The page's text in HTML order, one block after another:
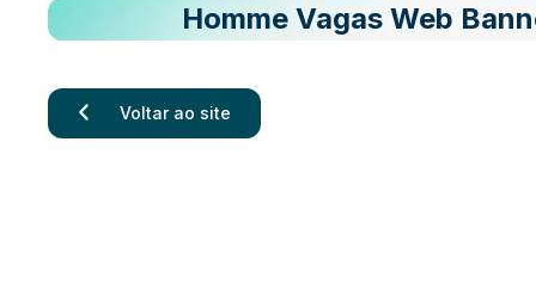
Homme Vagas Web
Voltar ao site